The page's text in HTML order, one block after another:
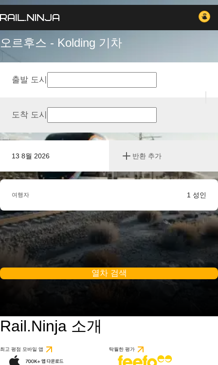
오르후스 - Kolding 기차
13 8월 2026 반환 추가
출발 도시
도착 도시
여행자 1 성인
열차 검색
Rail.Ninja 소개
최고 평점 모바일 앱 탁월한 평가